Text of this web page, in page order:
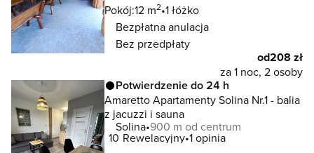
Pokój:12 m2 1 łóżko
Bezpłatna anulacja
Bez przedpłaty
od208 zł
za 1 noc, 2 osoby
Potwierdzenie do 24 h
Amaretto Apartamenty Solina Nr.1 - balia
z jacuzzi i sauna
Solina 900 m od centrum
10 Rewelacyjny 1 opinia